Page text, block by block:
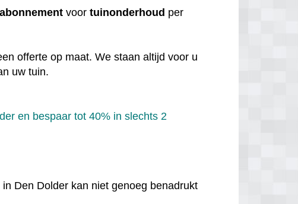
abonnement voortuinonderhoud per
offerte op maat. We staan altijd voor u
uw tuin.
en bespaar tot 40% in slechts 2
Den Dolder kan niet genoeg benadrukt